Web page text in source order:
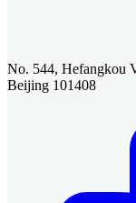
No. 544, Hefangkou
Beijing 101408